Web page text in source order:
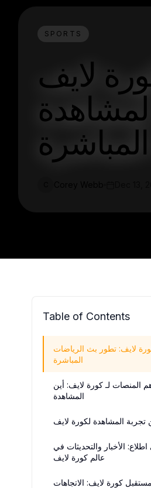
SPORTS
لايف
لمشاهدة
Table of Contents
لايف: تطور بث الرياضات
المباشرة
المنصات لـ كورة لايف: أين
المشاهدة
المشاهدة لكورة لايف
اطلاع: الأخبار والتحديثات في
عالم كورة لايف
مستقبل كورة لايف: الاتجاهات